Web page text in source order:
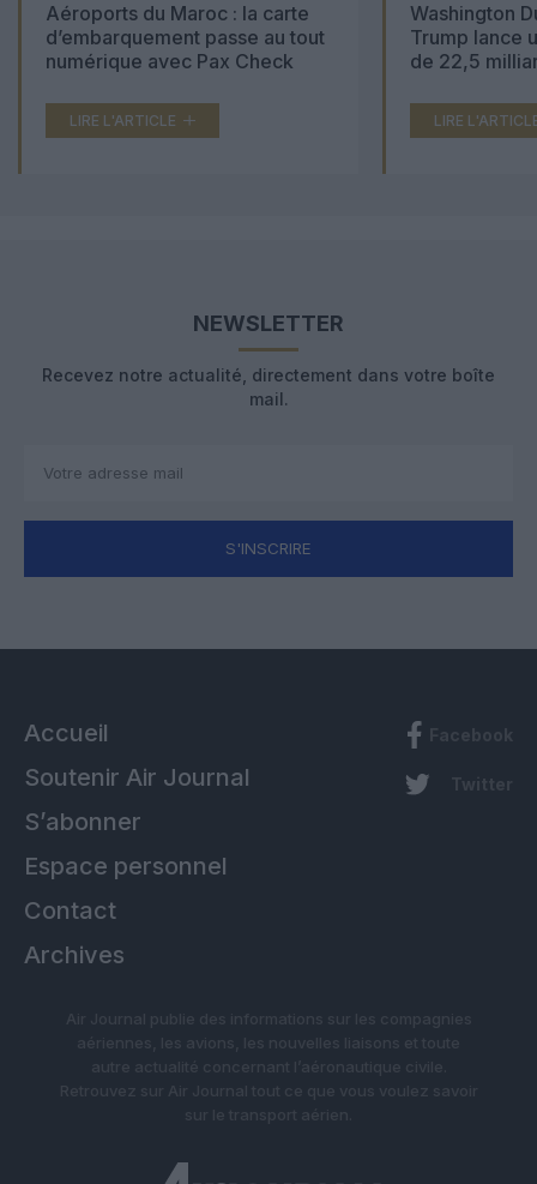
Aéroports du Maroc : la carte
d’embarquement passe au tout
numérique avec Pax Check
LIRE L'ARTICLE
Washington
Trump lance
de 22,5
LIRE
NEWSLETTER
Recevez notre actualité, directement dans votre boîte
mail.
S'INSCRIRE
Accueil
Soutenir Air Journal
S’abonner
Espace personnel
Contact
Archives